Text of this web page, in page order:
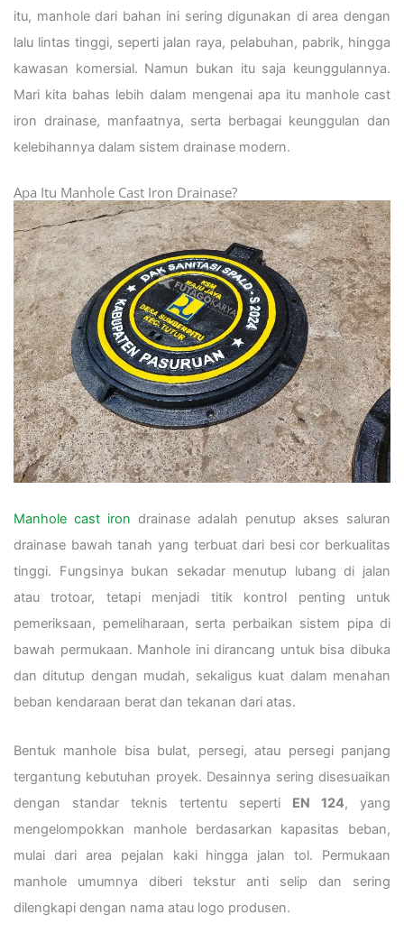
itu, manhole dari bahan ini sering digunakan di area dengan
lalu lintas tinggi, seperti jalan raya, pelabuhan, pabrik, hingga
kawasan komersial. Namun bukan itu saja keunggulannya.
Mari kita bahas lebih dalam mengenai apa itu manhole cast
iron drainase, manfaatnya, serta berbagai keunggulan dan
kelebihannya dalam sistem drainase modern.
Apa Itu Manhole Cast Iron Drainase?
Manhole cast iron drainase adalah penutup akses saluran
drainase bawah tanah yang terbuat dari besi cor berkualitas
tinggi. Fungsinya bukan sekadar menutup lubang di jalan
atau trotoar, tetapi menjadi titik kontrol penting untuk
pemeriksaan, pemeliharaan, serta perbaikan sistem pipa di
bawah permukaan. Manhole ini dirancang untuk bisa dibuka
dan ditutup dengan mudah, sekaligus kuat dalam menahan
beban kendaraan berat dan tekanan dari atas.
Bentuk manhole bisa bulat, persegi, atau persegi panjang
tergantung kebutuhan proyek. Desainnya sering disesuaikan
dengan standar teknis tertentu seperti EN 124, yang
mengelompokkan manhole berdasarkan kapasitas beban,
mulai dari area pejalan kaki hingga jalan tol. Permukaan
manhole umumnya diberi tekstur anti selip dan sering
dilengkapi dengan nama atau logo produsen.